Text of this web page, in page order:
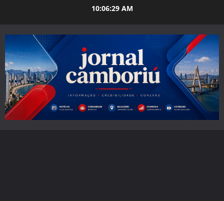
10:06:30 AM